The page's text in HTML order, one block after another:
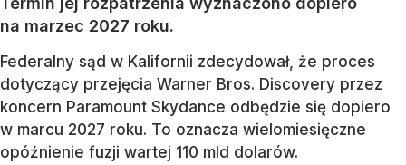
na marzec 2027 roku.
Federalny sąd w Kalifornii zdecydował, że proces
dotyczący przejęcia Warner Bros. Discovery przez
koncern Paramount Skydance odbędzie się dopiero
w marcu 2027 roku. To oznacza wielomiesięczne
opóźnienie fuzji wartej 110 mld dolarów.